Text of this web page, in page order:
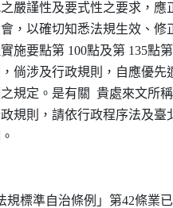
之嚴謹性及要式性之要求，
會，以確切知悉法規生效、
實施要點第 100點及第 135點
，倘涉及行政規則，自應優
之規定。是有關  貴處來文
政規則，請依行政程序法及
規標準自治條例」第42條業